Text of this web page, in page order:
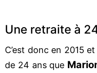
Une retraite à
C’est donc en 2015
de 24 ans que